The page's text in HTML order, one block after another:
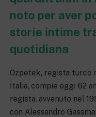
noto per aver
storie intime
quotidiana
Özpetek, regista turco
Italia, compie oggi 62
regista, avvenuto nel
con Alessandro